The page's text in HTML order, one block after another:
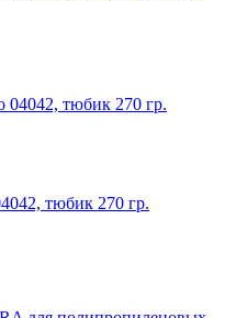
тюбик 270 гр.